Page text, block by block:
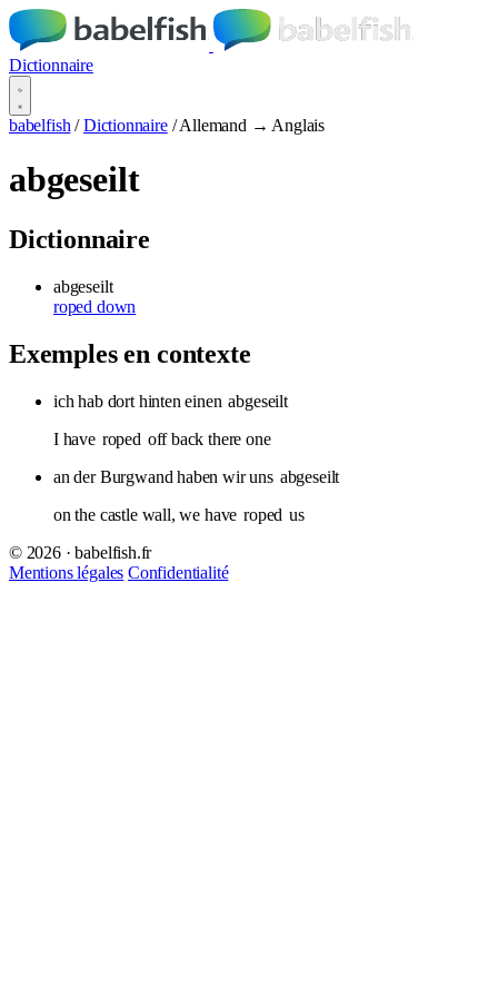
Dictionnaire
babelfish / Dictionnaire / Allemand → Anglais
abgeseilt
Dictionnaire
abgeseilt
roped down
Exemples en contexte
ich hab dort hinten einen abgeseilt
I have roped off back there one
an der Burgwand haben wir uns abgeseilt
on the castle wall, we have roped us
© 2026 · babelfish.fr
Mentions légales Confidentialité